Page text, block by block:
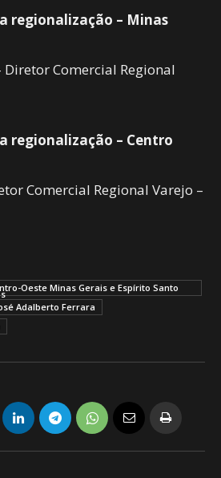
regionalização – Minas
Comercial Regional
regionalização – Centro
Comercial Regional Varejo –
Oeste Minas Gerais e Espírito Santo
Adalberto Ferrara